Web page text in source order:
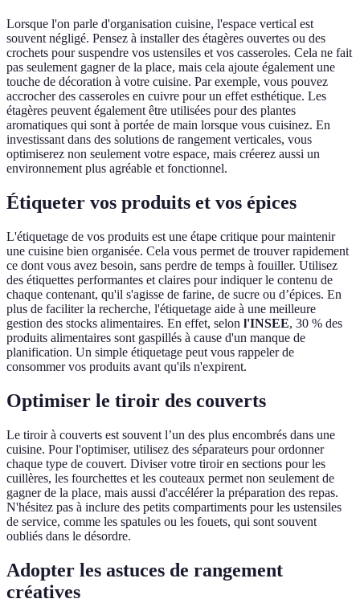
Lorsque l'on parle d'organisation cuisine, l'espace vertical est
souvent négligé. Pensez à installer des étagères ouvertes ou des
crochets pour suspendre vos ustensiles et vos casseroles. Cela ne fait
pas seulement gagner de la place, mais cela ajoute également une
touche de décoration à votre cuisine. Par exemple, vous pouvez
accrocher des casseroles en cuivre pour un effet esthétique. Les
étagères peuvent également être utilisées pour des plantes
aromatiques qui sont à portée de main lorsque vous cuisinez. En
investissant dans des solutions de rangement verticales, vous
optimiserez non seulement votre espace, mais créerez aussi un
environnement plus agréable et fonctionnel.
Étiqueter vos produits et vos épices
L'étiquetage de vos produits est une étape critique pour maintenir
une cuisine bien organisée. Cela vous permet de trouver rapidement
ce dont vous avez besoin, sans perdre de temps à fouiller. Utilisez
des étiquettes performantes et claires pour indiquer le contenu de
chaque contenant, qu'il s'agisse de farine, de sucre ou d’épices. En
plus de faciliter la recherche, l'étiquetage aide à une meilleure
gestion des stocks alimentaires. En effet, selon l'INSEE, 30 % des
produits alimentaires sont gaspillés à cause d'un manque de
planification. Un simple étiquetage peut vous rappeler de
consommer vos produits avant qu'ils n'expirent.
Optimiser le tiroir des couverts
Le tiroir à couverts est souvent l’un des plus encombrés dans une
cuisine. Pour l'optimiser, utilisez des séparateurs pour ordonner
chaque type de couvert. Diviser votre tiroir en sections pour les
cuillères, les fourchettes et les couteaux permet non seulement de
gagner de la place, mais aussi d'accélérer la préparation des repas.
N'hésitez pas à inclure des petits compartiments pour les ustensiles
de service, comme les spatules ou les fouets, qui sont souvent
oubliés dans le désordre.
Adopter les astuces de rangement
créatives